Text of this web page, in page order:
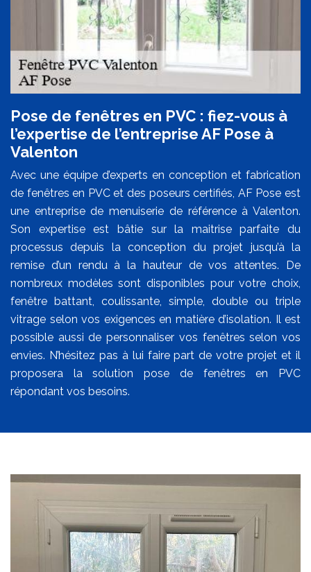
Pose de fenêtres en PVC : fiez-vous à
l’expertise de l’entreprise AF Pose à
Valenton
Avec une équipe d’experts en conception et fabrication
de fenêtres en PVC et des poseurs certifiés, AF Pose est
une entreprise de menuiserie de référence à Valenton.
Son expertise est bâtie sur la maitrise parfaite du
processus depuis la conception du projet jusqu’à la
remise d’un rendu à la hauteur de vos attentes. De
nombreux modèles sont disponibles pour votre choix,
fenêtre battant, coulissante, simple, double ou triple
vitrage selon vos exigences en matière d’isolation. Il est
possible aussi de personnaliser vos fenêtres selon vos
envies. N’hésitez pas à lui faire part de votre projet et il
proposera la solution pose de fenêtres en PVC
répondant vos besoins.